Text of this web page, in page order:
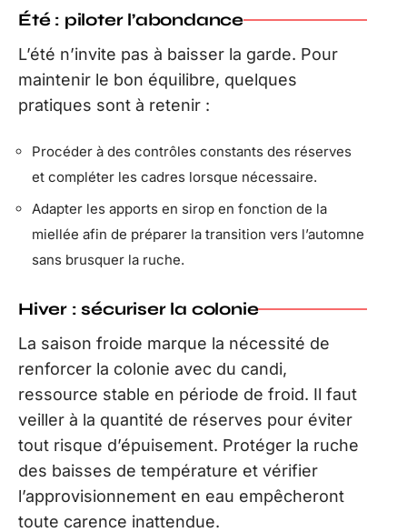
Été : piloter l’abondance
L’été n’invite pas à baisser la garde. Pour
maintenir le bon équilibre, quelques
pratiques sont à retenir :
Procéder à des contrôles constants des réserves
et compléter les cadres lorsque nécessaire.
Adapter les apports en sirop en fonction de la
miellée afin de préparer la transition vers l’automne
sans brusquer la ruche.
Hiver : sécuriser la colonie
La saison froide marque la nécessité de
renforcer la colonie avec du candi,
ressource stable en période de froid. Il faut
veiller à la quantité de réserves pour éviter
tout risque d’épuisement. Protéger la ruche
des baisses de température et vérifier
l’approvisionnement en eau empêcheront
toute carence inattendue.